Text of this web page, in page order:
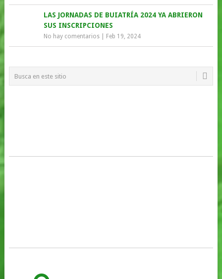
LAS JORNADAS DE BUIATRÍA 2024 YA ABRIERON
SUS INSCRIPCIONES
No hay comentarios| Feb 19, 2024